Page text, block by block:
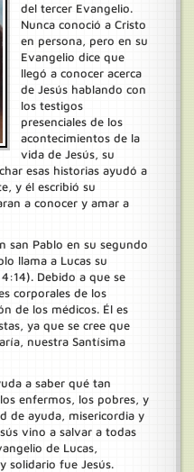
del tercer Evangelio.
Nunca conoció a Cristo
en persona, pero en su
Evangelio dice que
llegó a conocer acerca
de Jesús hablando con
los testigos
presenciales de los
acontecimientos de la
vida de Jesús, su
esas historias ayudó a
y él escribió su
a conocer y amar a
san Pablo en su segundo
llama a Lucas su
Debido a que se
corporales de los
de los médicos. Él es
ya que se cree que
nuestra Santísima
a saber qué tan
enfermos, los pobres, y
de ayuda, misericordia y
vino a salvar a todas
de Lucas,
solidario fue Jesús.